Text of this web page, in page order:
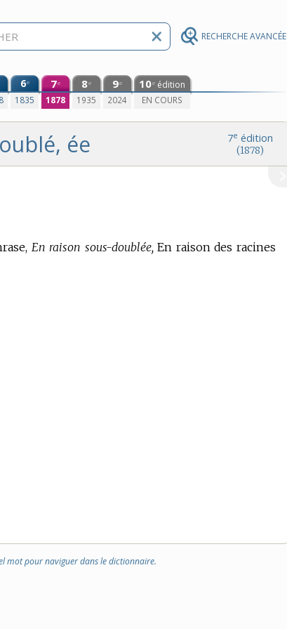
RECHERCHE AVANCÉE
6e
1835
7e
1878
8e
1935
9e
2024
10e édition
EN COURS
7e édition
(1878)
ée
En raison sous-doublée, En raison des racines
mot pour naviguer dans le dictionnaire.